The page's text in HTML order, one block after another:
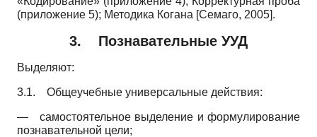
(приложение 5); Методика Когана [Семаго, 2005].
3. Познавательные УУД
Выделяют:
3.1. Общеучебные универсальные действия:
— самостоятельное выделение и формулирование
познавательной цели;